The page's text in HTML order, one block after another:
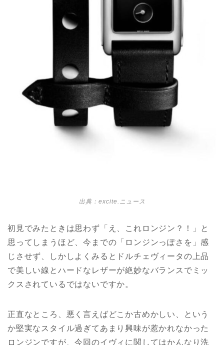
出典：excite.ニュース
初見でみたときは思わず「え、これロンジン？！」と
思ってしまうほど、今までの「ロンジンっぽさを」感
じさせず、しかしよくみるとドルチェヴィータの上品
で美しい線とハードなレザーが絶妙なバランスでミッ
クスされているではないですか。
正直なところ、悪く言えばどこか古めかしい、という
か堅実なスタイル過ぎてあまり興味が惹かれなかった
ロンジンですが、今回のイヴィに関してはかんなり洗